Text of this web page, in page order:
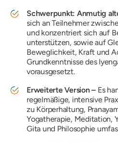
Schwerpunkt: Anmutig
sich an Teilnehmer
und konzentriert sich auf
unterstützen, sowie auf
Beweglichkeit, Kraft und
Grundkenntnisse des
vorausgesetzt.
Erweiterte Version – Es
regelmäßige, intensive
zu Körperhaltung,
Yogatherapie, Meditation,
Gita und Philosophie